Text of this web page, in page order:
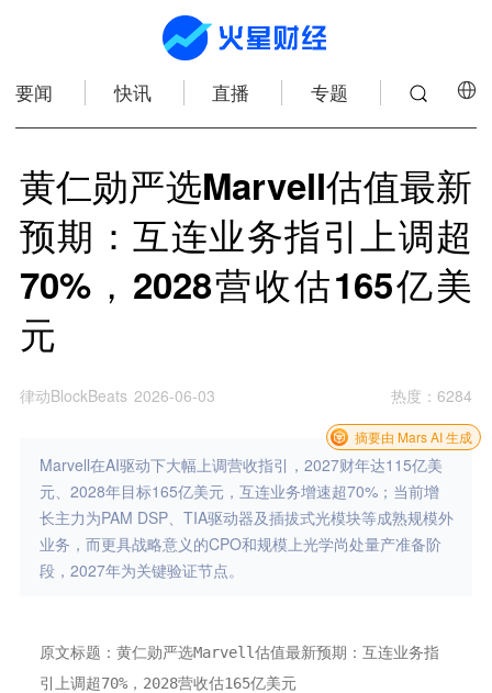
要闻 快讯 直播 专题
黄仁勋严选Marvell估值最新
预期：互连业务指引上调超
70%，2028营收估165亿美
元
律动BlockBeats 2026-06-03 热度 ：6284
Marvell在AI驱动下大幅上调营收指引，2027财年达115亿美
元、2028年目标165亿美元，互连业务增速超70%；当前增
长主力为PAM DSP、TIA驱动器及插拔式光模块等成熟规模外
业务，而更具战略意义的CPO和规模上光学尚处量产准备阶
段，2027年为关键验证节点。
摘要由 Mars AI 生成
原文标题：黄仁勋严选Marvell估值最新预期：互连业务指
引上调超70%，2028营收估165亿美元